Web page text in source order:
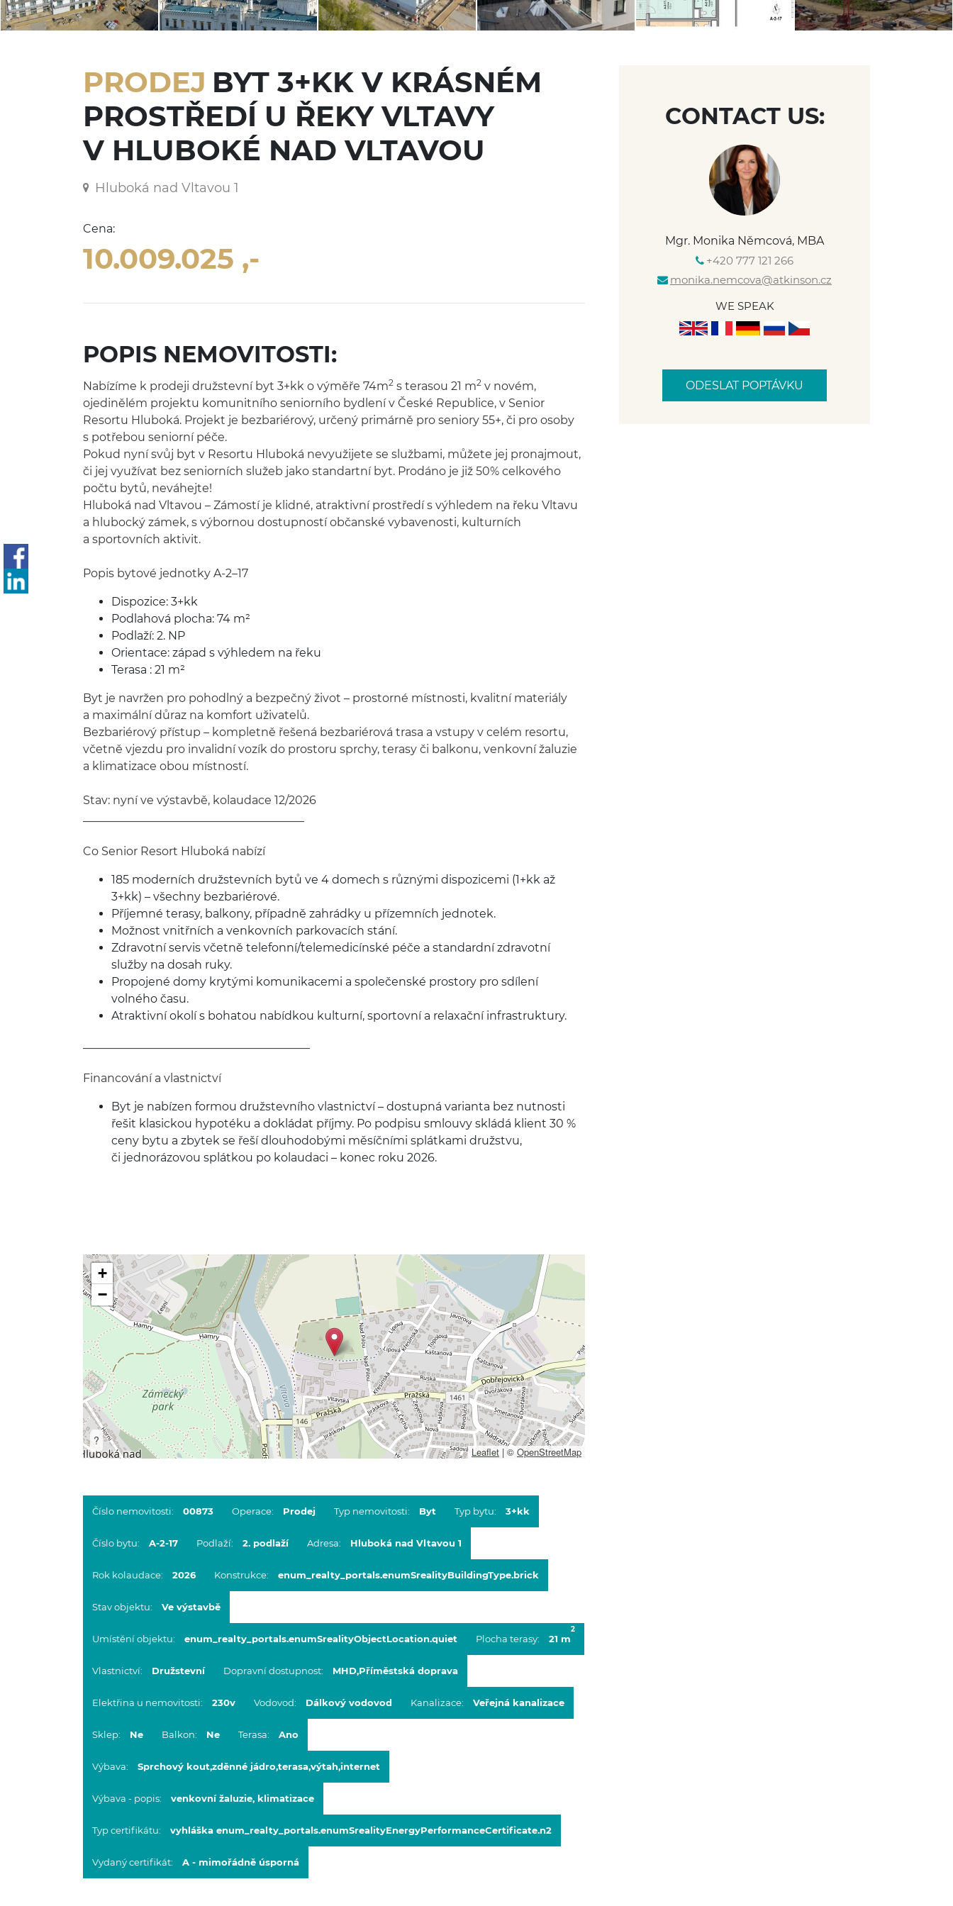
PRODEJ BYT 3+KK V KRÁSNÉM
PROSTŘEDÍ U ŘEKY VLTAVY
V HLUBOKÉ NAD VLTAVOU
Hluboká nad Vltavou 1
Cena:
10.009.025 ,-
POPIS NEMOVITOSTI:
Nabízíme k prodeji družstevní byt 3+kk o výměře 74m2 s terasou 21 m2 v novém,
ojedinělém projektu komunitního seniorního bydlení v České Republice, v Senior
Resortu Hluboká. Projekt je bezbariérový, určený primárně pro seniory 55+, či pro osoby
s potřebou seniorní péče.
Pokud nyní svůj byt v Resortu Hluboká nevyužijete se službami, můžete jej pronajmout,
či jej využívat bez seniorních služeb jako standartní byt. Prodáno je již 50% celkového
počtu bytů, neváhejte!
Hluboká nad Vltavou – Zámostí je klidné, atraktivní prostředí s výhledem na řeku Vltavu
a hlubocký zámek, s výbornou dostupností občanské vybavenosti, kulturních
a sportovních aktivit.
Popis bytové jednotky A-2–17
Dispozice: 3+kk
Podlahová plocha: 74 m²
Podlaží: 2. NP
Orientace: západ s výhledem na řeku
Terasa : 21 m²
Byt je navržen pro pohodlný a bezpečný život – prostorné místnosti, kvalitní materiály
a maximální důraz na komfort uživatelů.
Bezbariérový přístup – kompletně řešená bezbariérová trasa a vstupy v celém resortu,
včetně vjezdu pro invalidní vozík do prostoru sprchy, terasy či balkonu, venkovní žaluzie
a klimatizace obou místností.
Stav: nyní ve výstavbě, kolaudace 12/2026
Co Senior Resort Hluboká nabízí
185 moderních družstevních bytů ve 4 domech s různými dispozicemi (1+kk až
3+kk) – všechny bezbariérové.
Příjemné terasy, balkony, případně zahrádky u přízemních jednotek.
Možnost vnitřních a venkovních parkovacích stání.
Zdravotní servis včetně telefonní/tele­medicínské péče a standardní zdravotní
služby na dosah ruky.
Propojené domy krytými komunikacemi a společenské prostory pro sdílení
volného času.
Atraktivní okolí s bohatou nabídkou kulturní, sportovní a relaxační infrastruktury.
Financování a vlastnictví
Byt je nabízen formou družstevního vlastnictví – dostupná varianta bez nutnosti
řešit klasickou hypotéku a dokládat příjmy. Po podpisu smlouvy skládá klient 30 %
ceny bytu a zbytek se řeší dlouhodobými měsíčními splátkami družstvu,
či jednorázovou splátkou po kolaudaci – konec roku 2026.
+
−
?
Leaflet | © OpenStreetMap
Číslo nemovitosti: 00873 Operace: Prodej Typ nemovitosti: Byt Typ bytu: 3+kk
Číslo bytu: A-2-17 Podlaží: 2. podlaží Adresa: Hluboká nad Vltavou 1
Rok kolaudace: 2026 Konstrukce: enum_realty_portals.enumSrealityBuildingType.brick
Stav objektu: Ve výstavbě
Umístění objektu: enum_realty_portals.enumSrealityObjectLocation.quiet Plocha terasy: 21 m
2
Vlastnictví: Družstevní Dopravní dostupnost: MHD,Příměstská doprava
Elektřina u nemovitosti: 230v Vodovod: Dálkový vodovod Kanalizace: Veřejná kanalizace
Sklep: Ne Balkon: Ne Terasa: Ano
Výbava: Sprchový kout,zděnné jádro,terasa,výtah,internet
Výbava - popis: venkovní žaluzie, klimatizace
Typ certifikátu: vyhláška enum_realty_portals.enumSrealityEnergyPerformanceCertificate.n2
Vydaný certifikát: A - mimořádně úsporná
CONTACT US:
Mgr. Monika Němcová, MBA
+420 777 121 266
monika.nemcova@atkinson.cz
ODESLAT POPTÁVKU